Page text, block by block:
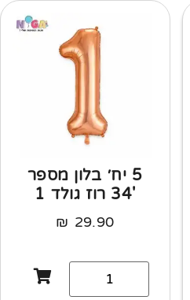
5 יח׳ בלון מספר
'34 רוז גולד 1
29.90
₪